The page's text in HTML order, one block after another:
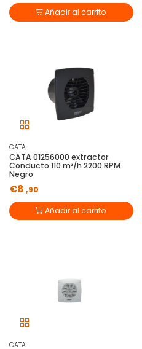
Añadir al carrito
CATA
CATA 01256000 extractor
Conducto 110 m³/h 2200 RPM
Negro
€8 ,90
Añadir al carrito
CATA